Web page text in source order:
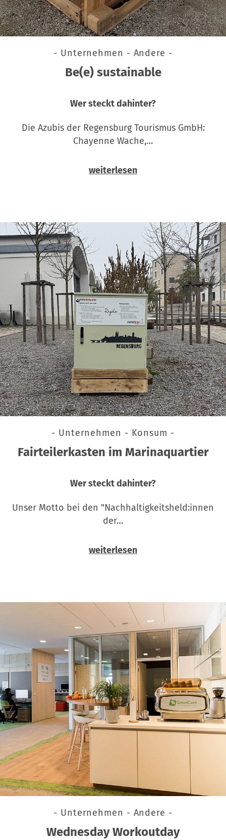
- Unternehmen - Andere -
Be(e) sustainable
Wer steckt dahinter?
Die Azubis der Regensburg Tourismus GmbH:
Chayenne Wache,…
weiterlesen
- Unternehmen - Konsum -
Fairteilerkasten im Marinaquartier
Wer steckt dahinter?
Unser Motto bei den "Nachhaltigkeitsheld:innen
der…
weiterlesen
- Unternehmen - Andere -
Wednesday Workoutday